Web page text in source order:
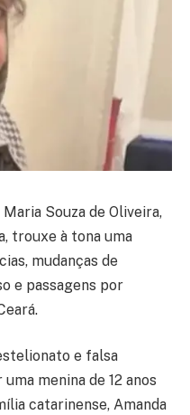
Souza de Oliveira,
trouxe à tona uma
mudanças de
e passagens por
e falsa
menina de 12 anos
catarinense, Amanda